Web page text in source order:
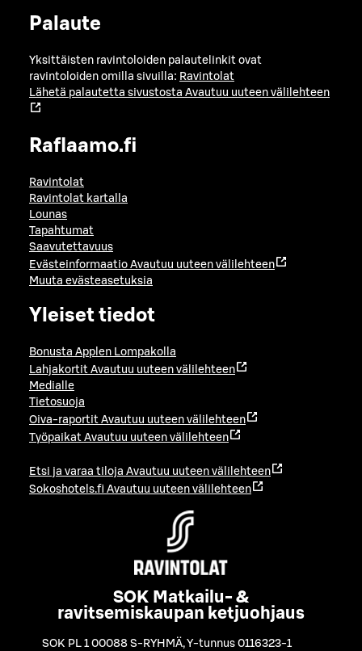
Palaute
Yksittäisten ravintoloiden palautelinkit ovat
ravintoloiden omilla sivuilla: Ravintolat
Lähetä palautetta sivustosta Avautuu uuteen välilehteen
Raflaamo.fi
Ravintolat
Ravintolat kartalla
Lounas
Tapahtumat
Saavutettavuus
Evästeinformaatio Avautuu uuteen välilehteen
Muuta evästeasetuksia
Yleiset tiedot
Bonusta Applen Lompakolla
Lahjakortit Avautuu uuteen välilehteen
Medialle
Tietosuoja
Oiva-raportit Avautuu uuteen välilehteen
Työpaikat Avautuu uuteen välilehteen
Etsi ja varaa tiloja Avautuu uuteen välilehteen
Sokoshotels.fi Avautuu uuteen välilehteen
SOK Matkailu- &
ravitsemiskaupan ketjuohjaus
SOK PL 1 00088 S-RYHMÄ,Y-tunnus 0116323-1